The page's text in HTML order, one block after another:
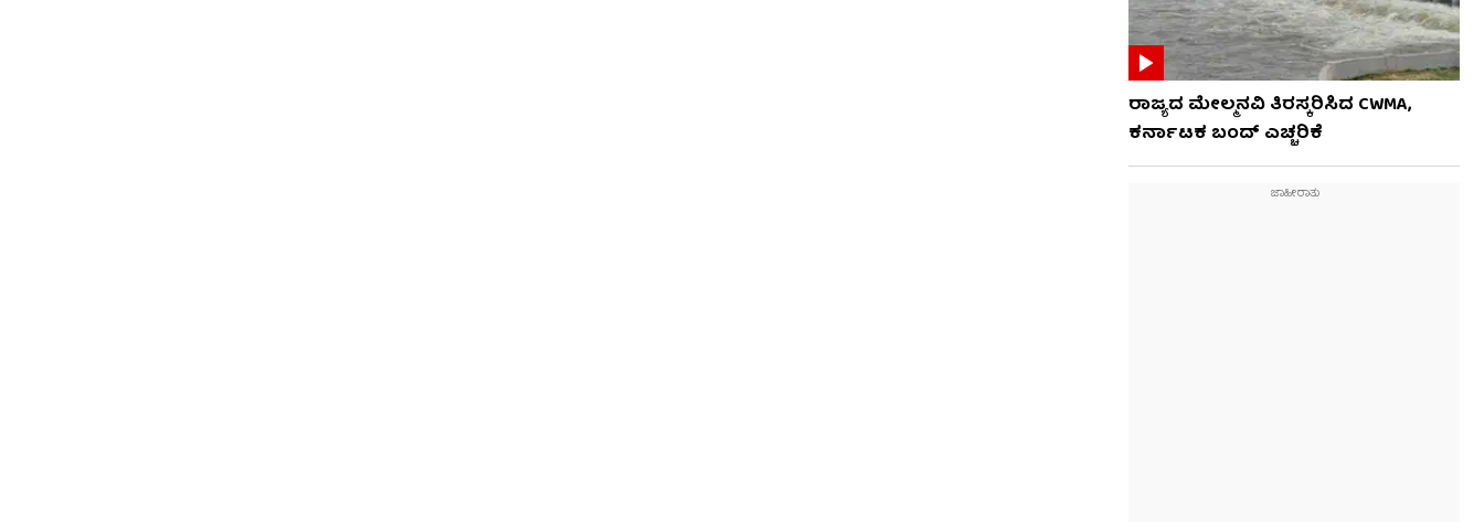
ರಾಜ್ಯದ ಮೇಲ್ಮನವಿ ತಿರಸ್ಕರಿಸಿದ CWMA,
ಕರ್ನಾಟಕ ಬಂದ್ ಎಚ್ಚರಿಕೆ